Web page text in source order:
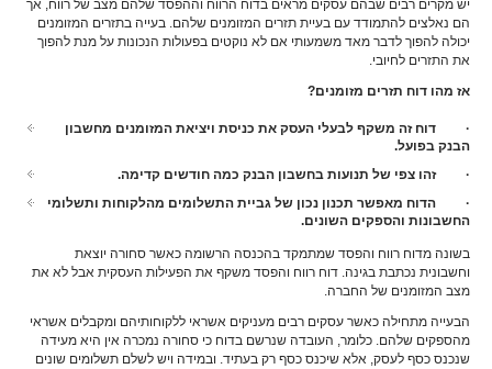
יש מקרים רבים שבהם עסקים מראים בדוח הרווח וההפסד שלהם מצב של רווח, אך
הם נאלצים להתמודד עם בעיית תזרים המזומנים שלהם. בעייה בתזרים המזומנים
יכולה להפוך לדבר מאד משמעותי אם לא נוקטים בפעולות הנכונות על מנת להפוך
את התזרים לחיובי.
אז מהו דוח תזרים מזומנים?
· דוח זה משקף לבעלי העסק את כניסת ויציאת המזומנים מחשבון
הבנק בפועל.
·זהו צפי של תנועות בחשבון הבנק כמה חודשים קדימה.
· הדוח מאפשר תכנון נכון של גביית התשלומים מהלקוחות ותשלומי
החשבונות והספקים השונים.
בשונה מדוח רווח והפסד שמתמקד בהכנסה הרשומה כאשר סחורה יוצאת
וחשבונית נכתבת בגינה. דוח רווח והפסד משקף את הפעילות העסקית אבל לא את
מצב המזומנים של החברה.
הבעייה מתחילה כאשר עסקים רבים מעניקים אשראי ללקוחותיהם ומקבלים אשראי
מהספקים שלהם. כלומר, העובדה שנרשם בדוח כי סחורה נמכרה אין היא מעידה
שנכנס כסף לעסק, אלא שיכנס כסף רק בעתיד. ובמידה ויש לשלם תשלומים שונים